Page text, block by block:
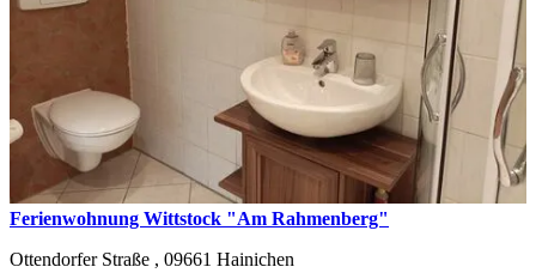
Ferienwohnung Wittstock "Am Rahmenberg"
Ottendorfer Straße , 09661 Hainichen